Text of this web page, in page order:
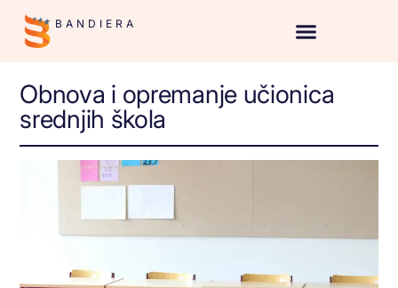
BANDIERA
Obnova i opremanje učionica
srednjih škola